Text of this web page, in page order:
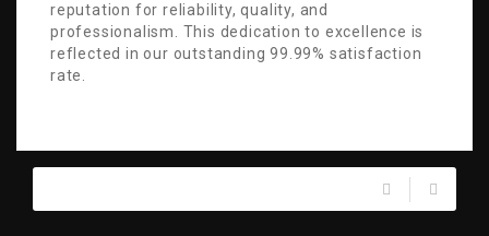
reputation for reliability, quality, and
professionalism. This dedication to excellence is
reflected in our outstanding 99.99% satisfaction
rate.